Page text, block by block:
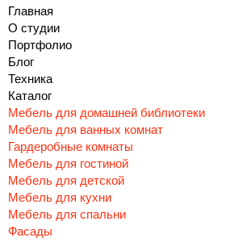
Главная
О студии
Портфолио
Блог
Техника
Каталог
Мебель для домашней библиотеки
Мебель для ванных комнат
Гардеробные комнаты
Мебель для гостиной
Мебель для детской
Мебель для кухни
Мебель для спальни
Фасады